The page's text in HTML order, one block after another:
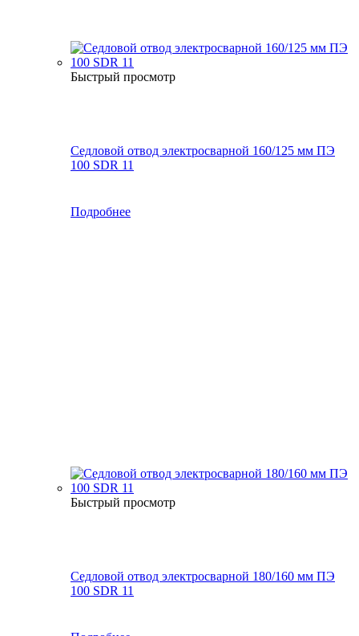
Быстрый просмотр
Седловой отвод электросварной 160/125 мм ПЭ
100 SDR 11
Подробнее
Быстрый просмотр
Седловой отвод электросварной 180/160 мм ПЭ
100 SDR 11